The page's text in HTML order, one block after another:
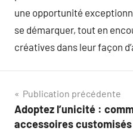
une opportunité
se démarquer, tout en
créatives dans leur façon
Navigation
de
Publication précédente
Adoptez l’unicité :
accessoires